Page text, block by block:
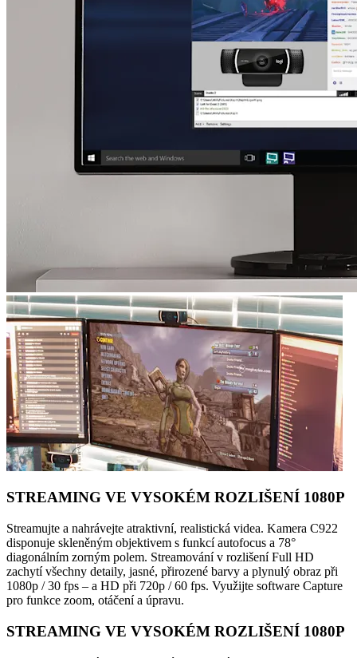
STREAMING VE VYSOKÉM ROZLIŠENÍ 1080P
Streamujte a nahrávejte atraktivní, realistická videa. Kamera C922
disponuje skleněným objektivem s funkcí autofocus a 78°
diagonálním zorným polem. Streamování v rozlišení Full HD
zachytí všechny detaily, jasné, přirozené barvy a plynulý obraz při
1080p / 30 fps – a HD při 720p / 60 fps. Využijte software Capture
pro funkce zoom, otáčení a úpravu.
STREAMING VE VYSOKÉM ROZLIŠENÍ 1080P